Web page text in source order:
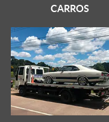
CARROS